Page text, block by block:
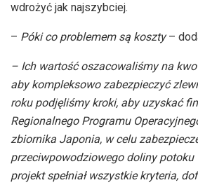
wdrożyć jak najszybciej.
– Póki co problemem są koszty–
– Ich wartość oszacowaliśmy na
aby kompleksowo zabezpieczyć
roku podjęliśmy kroki, aby uzyskać
Regionalnego Programu
zbiornika Japonia, w celu
przeciwpowodziowego doliny potoku
projekt spełniał wszystkie kryteria,